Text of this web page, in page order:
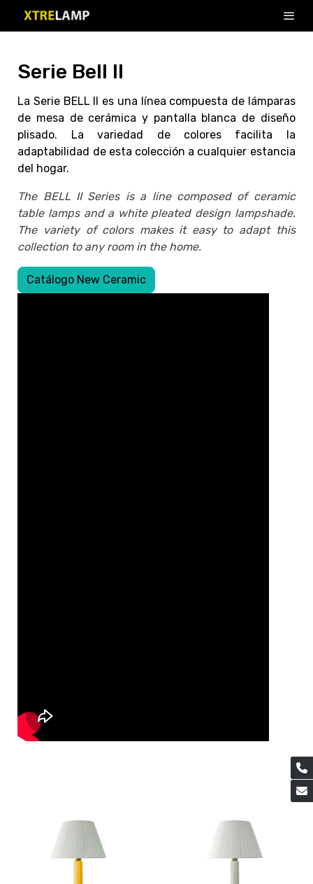
Serie Bell II
La Serie BELL II es una línea compuesta de lámparas
de mesa de cerámica y pantalla blanca de diseño
plisado. La variedad de colores facilita la
adaptabilidad de esta colección a cualquier estancia
del hogar.
The BELL II Series is a line composed of ceramic
table lamps and a white pleated design lampshade.
The variety of colors makes it easy to adapt this
collection to any room in the home.
Catálogo New Ceramic